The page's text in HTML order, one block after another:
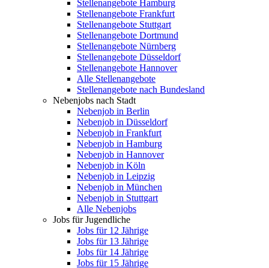
Stellenangebote Hamburg
Stellenangebote Frankfurt
Stellenangebote Stuttgart
Stellenangebote Dortmund
Stellenangebote Nürnberg
Stellenangebote Düsseldorf
Stellenangebote Hannover
Alle Stellenangebote
Stellenangebote nach Bundesland
Nebenjobs nach Stadt
Nebenjob in Berlin
Nebenjob in Düsseldorf
Nebenjob in Frankfurt
Nebenjob in Hamburg
Nebenjob in Hannover
Nebenjob in Köln
Nebenjob in Leipzig
Nebenjob in München
Nebenjob in Stuttgart
Alle Nebenjobs
Jobs für Jugendliche
Jobs für 12 Jährige
Jobs für 13 Jährige
Jobs für 14 Jährige
Jobs für 15 Jährige